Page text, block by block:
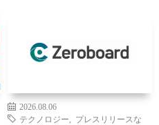
2026.08.06
テクノロジー
プレスリリースな